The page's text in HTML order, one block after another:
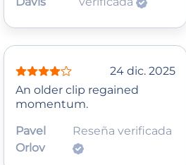
24 dic. 2025
An older clip regained
momentum.
Pavel
Orlov
Reseña verificada